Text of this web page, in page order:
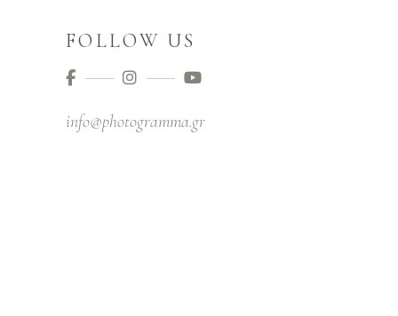
FOLLOW US
info@photogramma.gr